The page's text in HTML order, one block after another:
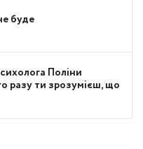
буде
Поліни
разу ти зрозумієш, що